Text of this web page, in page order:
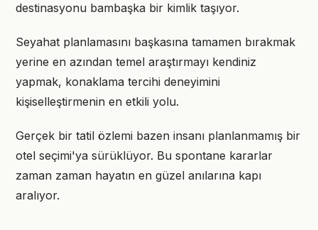
destinasyonu bambaşka bir kimlik taşıyor.
Seyahat planlamasını başkasına tamamen bırakmak
yerine en azından temel araştırmayı kendiniz
yapmak, konaklama tercihi deneyimini
kişiselleştirmenin en etkili yolu.
Gerçek bir tatil özlemi bazen insanı planlanmamış bir
otel seçimi'ya sürüklüyor. Bu spontane kararlar
zaman zaman hayatın en güzel anılarına kapı
aralıyor.